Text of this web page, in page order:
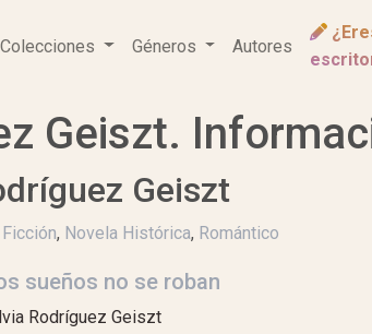
Colecciones Géneros Autores
Geiszt.
Geiszt
Ficción, Novela Histórica, Romántico
sueños no se roban
Rodríguez Geiszt